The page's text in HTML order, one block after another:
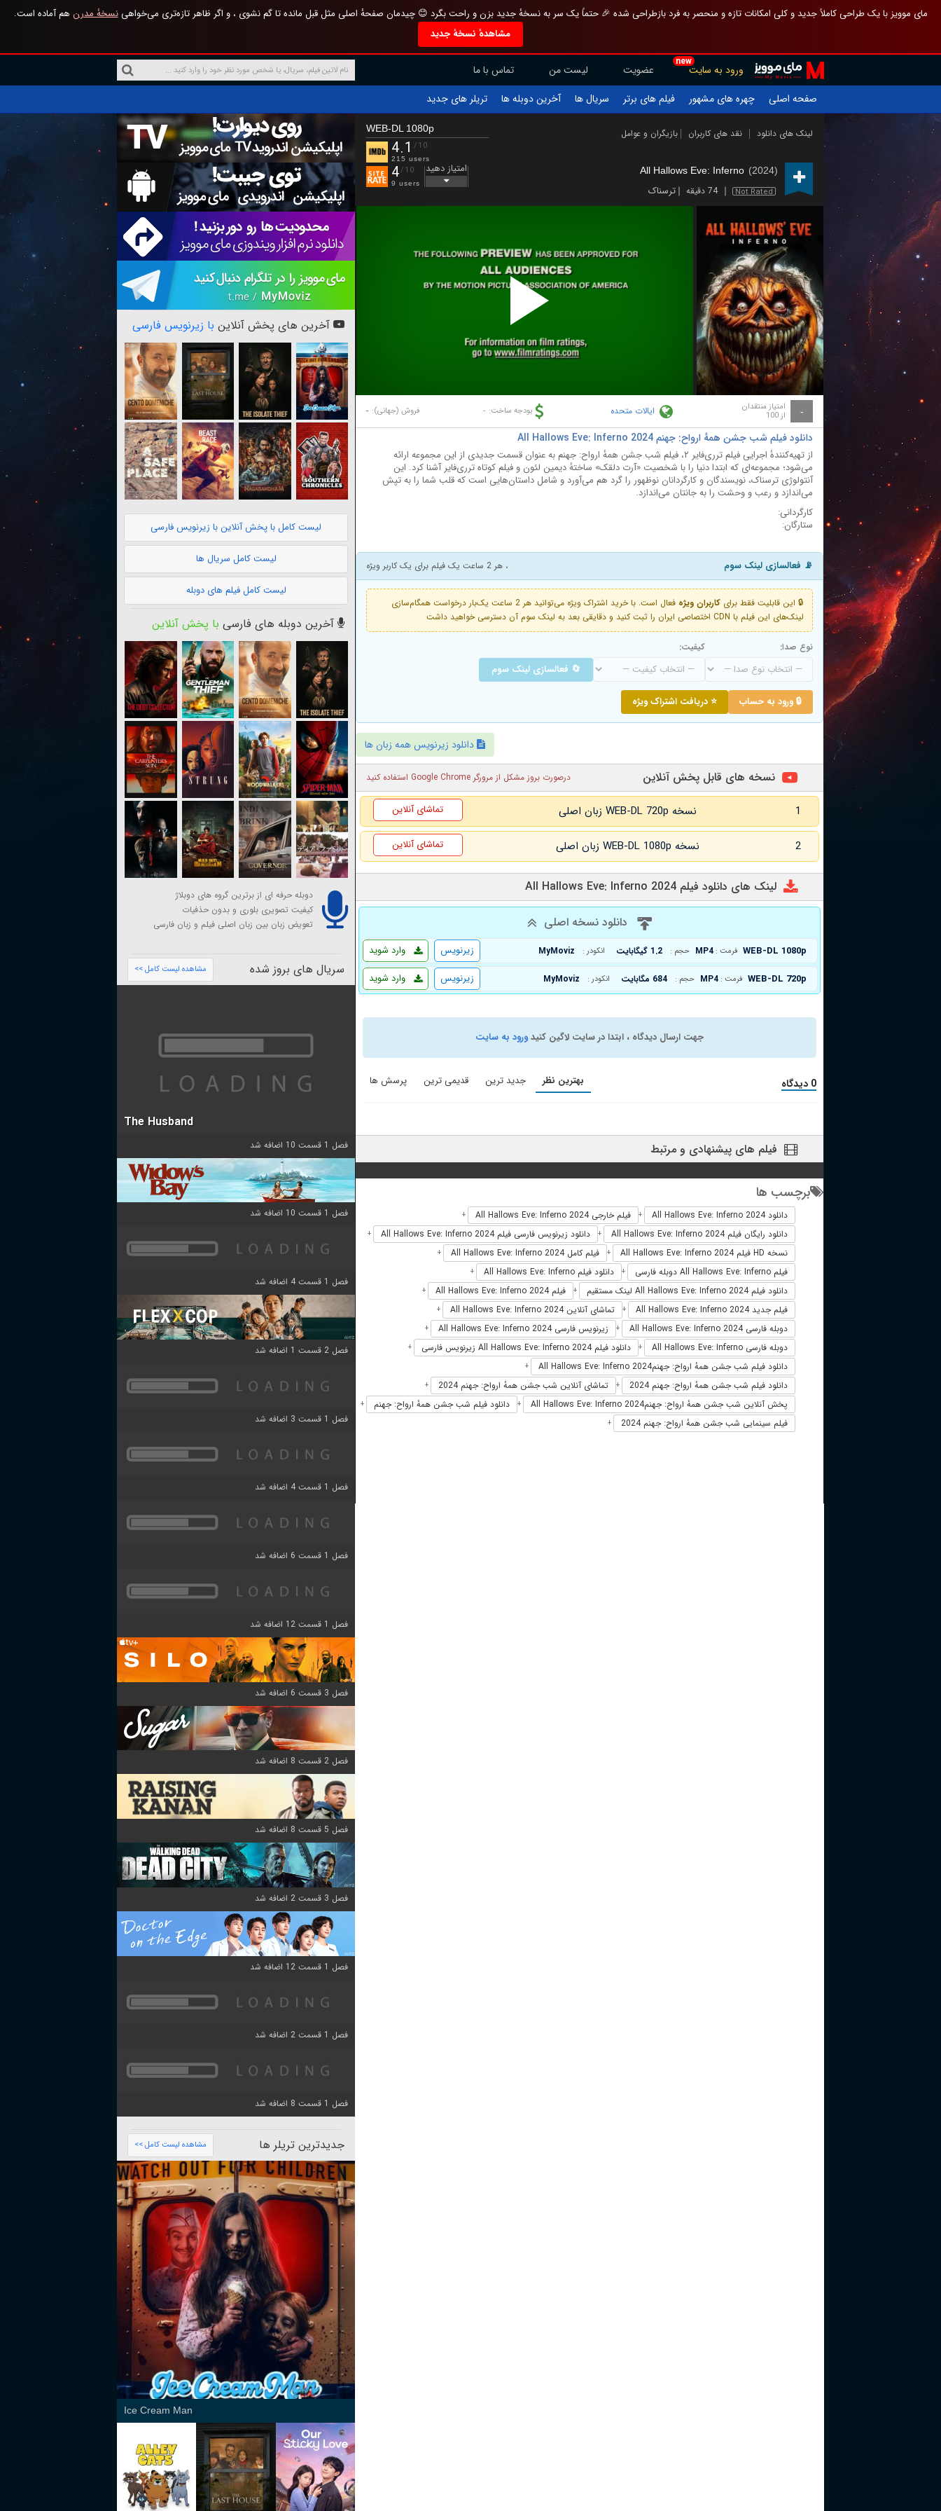
مای موویز با یک طراحی کاملاً جدید و کلی امکانات تازه و منحصر به فرد بازطراحی شده 🎉 حتماً یک سر به نسخهٔ جدید بزن و راحت بگرد 😊 چیدمان صفحهٔ اصلی مثل قبل مانده تا گم نشوی ، و اگر ظاهر تازه‌تری می‌خواهینسخهٔ مدرن هم آماده است.
مشاهدهٔ نسخهٔ جدید
new
ورود به سایت عضویت لیست من
تماس با ما
صفحه اصلی
چهره های مشهور فیلم های برتر سریال ها آخرین دوبله ها تریلر های جدید
لینک های دانلود نقد های کاربران بازیگران و عوامل
All Hallows Eve: Inferno (2024)
Not Rated 74 دقیقه ترسناک
WEB-DL 1080p
4.1 /10
215 users
4/10
9 users
امتیاز دهید
Play
Video
- امتیاز منتقدان
از 100 ایالات متحده بودجه ساخت: - فروش (جهانی): -
دانلود فیلم شب جشن همهٔ ارواح: جهنم All Hallows Eve: Inferno 2024
از تهیه‌کنندهٔ اجرایی فیلم ترری‌فایر ۲، فیلم شب جشن همهٔ ارواح: جهنم به عنوان قسمت جدیدی از این مجموعه ارائه
می‌شود؛ مجموعه‌ای که ابتدا دنیا را با شخصیت «آرت دلقک» ساختهٔ دیمین لئون و فیلم کوتاه ترری‌فایر آشنا کرد. این
آنتولوژی ترسناک، نویسندگان و کارگردانان نوظهور را گرد هم می‌آورد و شامل داستان‌هایی است که قلب شما را به تپش
می‌اندازد و رعب و وحشت را به جانتان می‌اندازد.
کارگردانی:
ستارگان:
📡 فعالسازی لینک سوم ، هر 2 ساعت یک فیلم برای یک کاربر ویژه
🔒 این قابلیت فقط برای کاربران ویژه
فعال است. با خرید اشتراک ویژه می‌توانید هر 2 ساعت یک‌بار درخواست همگام‌سازی
لینک‌های این فیلم با CDN اختصاصی ایران را ثبت کنید و دقایقی بعد به لینک سوم آن دسترسی خواهید داشت
نوع صدا: کیفیت:
🔄 فعالسازی لینک سوم
🔒 ورود به حساب ⭐ دریافت اشتراک ویژه
دانلود زیرنویس همه زبان ها
نسخه های قابل پخش آنلاین درصورت بروز مشکل از مرورگر Google Chrome استفاده کنید
1 نسخه WEB-DL 720p زبان اصلی تماشای آنلاین
2 نسخه WEB-DL 1080p زبان اصلی تماشای آنلاین
لینک های دانلود فیلم All Hallows Eve: Inferno 2024
دانلود نسخه اصلی
WEB-DL 1080p فرمت : MP4 حجم : 1.2 گیگابایت انکودر : MyMoviz وارد شوید
زیرنویس
WEB-DL 720p فرمت : MP4 حجم : 684 مگابایت انکودر : MyMoviz وارد شوید زیرنویس
جهت ارسال دیدگاه ، ابتدا در سایت لاگین کنیدورود به سایت
0 دیدگاه بهترین نظر جدید ترین قدیمی ترین پرسش ها
فیلم های پیشنهادی و مرتبط
برچسب ها
دانلود All Hallows Eve: Inferno 2024 + فیلم خارجی All Hallows Eve: Inferno 2024 +
دانلود رایگان فیلم All Hallows Eve: Inferno 2024 + دانلود زیرنویس فارسی فیلم All Hallows Eve: Inferno 2024 +
نسخه HD فیلم All Hallows Eve: Inferno 2024 + فیلم کامل All Hallows Eve: Inferno 2024 +
فیلم All Hallows Eve: Inferno دوبله فارسی + دانلود فیلم All Hallows Eve: Inferno +
دانلود فیلم All Hallows Eve: Inferno 2024 لینک مستقیم + فیلم All Hallows Eve: Inferno 2024 +
فیلم جدید All Hallows Eve: Inferno 2024 + تماشای آنلاین All Hallows Eve: Inferno 2024 +
دوبله فارسی All Hallows Eve: Inferno 2024 + زیرنویس فارسی All Hallows Eve: Inferno 2024 +
دوبله فارسی All Hallows Eve: Inferno + دانلود فیلم All Hallows Eve: Inferno 2024 زیرنویس فارسی +
دانلود فیلم شب جشن همهٔ ارواح: جهنمAll Hallows Eve: Inferno 2024 +
دانلود فیلم شب جشن همهٔ ارواح: جهنم 2024 + تماشای آنلاین شب جشن همهٔ ارواح: جهنم 2024 +
پخش آنلاین شب جشن همهٔ ارواح: جهنمAll Hallows Eve: Inferno 2024 + دانلود فیلم شب جشن همهٔ ارواح: جهنم +
فیلم سینمایی شب جشن همهٔ ارواح: جهنم 2024 +
آخرین های پخش آنلاین با زیرنویس فارسی
لیست کامل با پخش آنلاین با زیرنویس فارسی
لیست کامل سریال ها
لیست کامل فیلم های دوبله
آخرین دوبله های فارسی با پخش آنلاین
دوبله حرفه ای از برترین گروه های دوبلاژ
کیفیت تصویری بلوری و بدون حذفیات
تعویض زبان بین زبان اصلی فیلم و زبان فارسی
سریال های بروز شده مشاهده لیست کامل >>
The Husband
فصل 1 قسمت 10 اضافه شد
فصل 1 قسمت 10 اضافه شد
فصل 1 قسمت 4 اضافه شد
فصل 2 قسمت 1 اضافه شد
فصل 1 قسمت 3 اضافه شد
فصل 1 قسمت 4 اضافه شد
فصل 1 قسمت 6 اضافه شد
فصل 1 قسمت 12 اضافه شد
فصل 3 قسمت 6 اضافه شد
فصل 2 قسمت 8 اضافه شد
فصل 5 قسمت 8 اضافه شد
فصل 3 قسمت 2 اضافه شد
فصل 1 قسمت 12 اضافه شد
فصل 1 قسمت 2 اضافه شد
فصل 1 قسمت 8 اضافه شد
جدیدترین تریلر ها مشاهده لیست کامل >>
Ice Cream Man